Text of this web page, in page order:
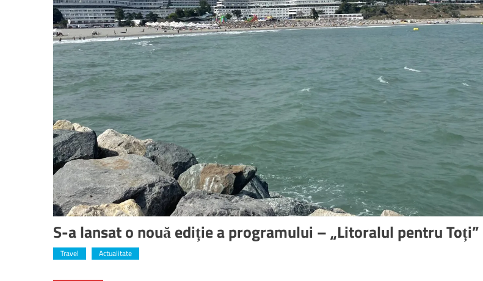
S-a lansat o nouă ediție a programului – „Litoralul pentru Toți”
Travel Actualitate